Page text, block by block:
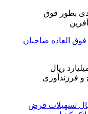
العاده صاحبان
میلیارد ریال تسهیلات قرض